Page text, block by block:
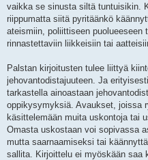
vaikka se sinusta siltä tuntuisikin.
riippumatta siitä pyritäänkö
ateismiin, poliittiseen puolueeseen
rinnastettaviin liikkeisiin tai
Palstan kirjoitusten tulee liittyä
jehovantodistajuuteen. Ja
tarkastella ainoastaan
oppikysymyksiä. Avaukset, joissa
käsittelemään muita uskontoja tai
Omasta uskostaan voi sopivassa
mutta saarnaamiseksi tai
sallita. Kirjoittelu ei myöskään saa